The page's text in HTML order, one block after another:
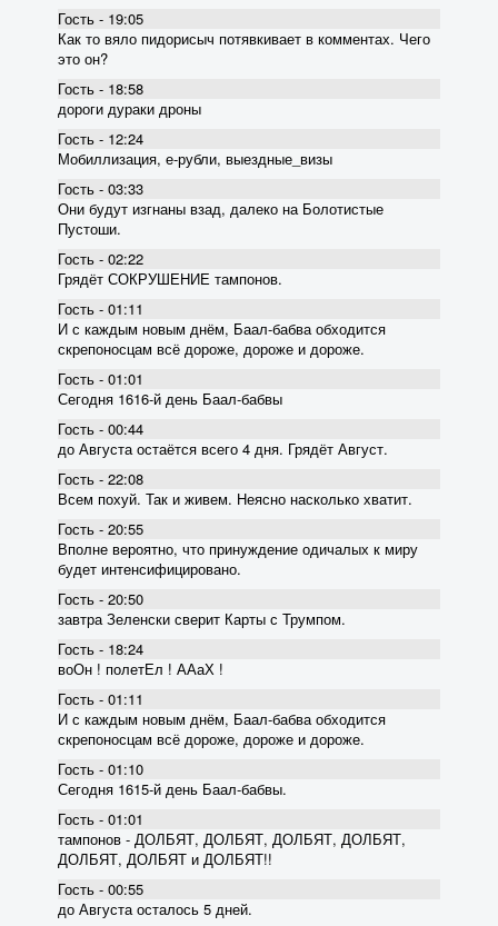
Гость - 19:05
Как то вяло пидорисыч потявкивает в комментах. Чего
это он?
Гость - 18:58
дороги дураки дроны
Гость - 12:24
Мобиллизация, е-рубли, выездные_визы
Гость - 03:33
Они будут изгнаны взад, далеко на Болотистые
Пустоши.
Гость - 02:22
Грядёт СОКРУШЕНИЕ тампонов.
Гость - 01:11
И с каждым новым днём, Баал-бабва обходится
скрепоносцам всё дороже, дороже и дороже.
Гость - 01:01
Сегодня 1616-й день Баал-бабвы
Гость - 00:44
до Августа остаётся всего 4 дня. Грядёт Август.
Гость - 22:08
Всем похуй. Так и живем. Неясно насколько хватит.
Гость - 20:55
Вполне вероятно, что принуждение одичалых к миру
будет интенсифицировано.
Гость - 20:50
завтра Зеленски сверит Карты с Трумпом.
Гость - 18:24
воОн ! полетЕл ! ААаХ !
Гость - 01:11
И с каждым новым днём, Баал-бабва обходится
скрепоносцам всё дороже, дороже и дороже.
Гость - 01:10
Сегодня 1615-й день Баал-бабвы.
Гость - 01:01
тампонов - ДОЛБЯТ, ДОЛБЯТ, ДОЛБЯТ, ДОЛБЯТ,
ДОЛБЯТ, ДОЛБЯТ и ДОЛБЯТ!!
Гость - 00:55
до Августа осталось 5 дней.